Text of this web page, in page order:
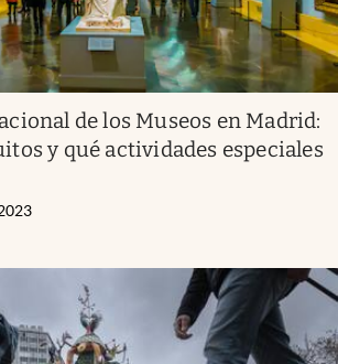
de los Museos en Madrid:
y qué actividades especiales